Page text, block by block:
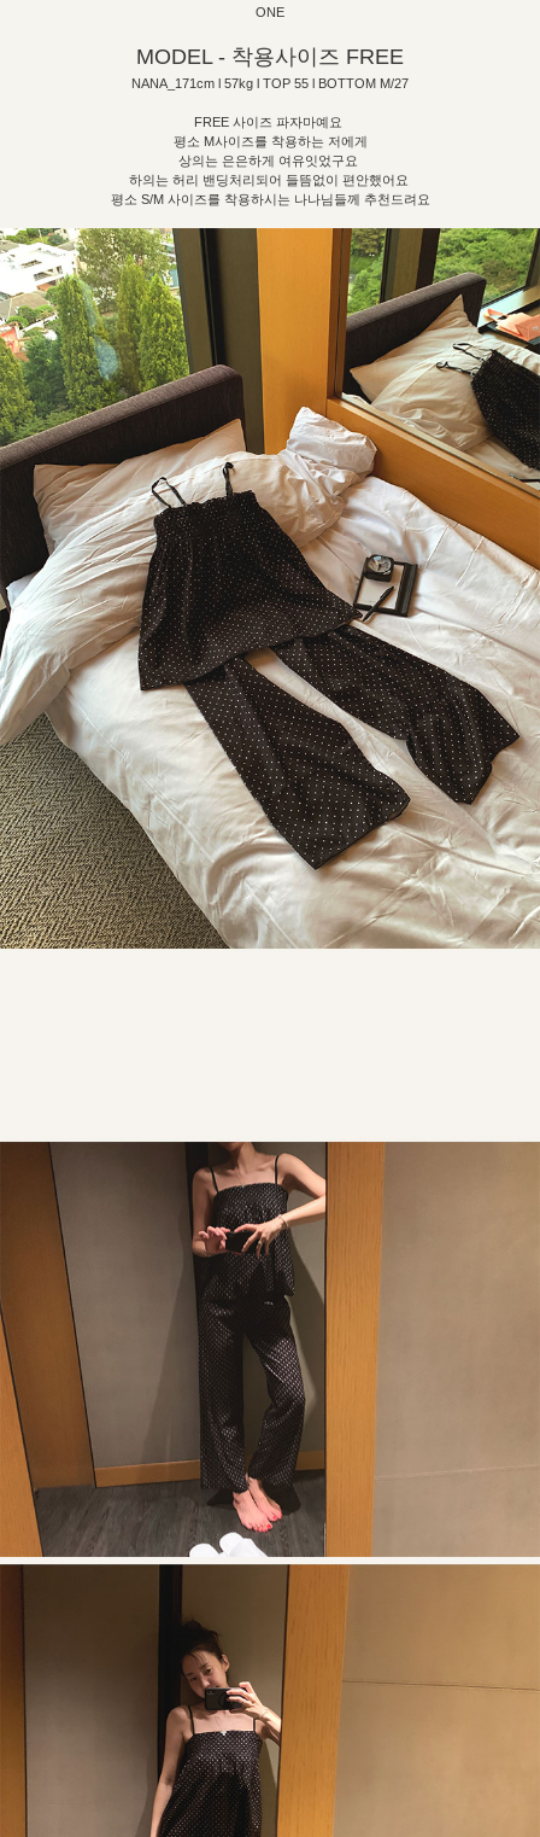
ONE
MODEL - 착용사이즈 FREE
NANA_171cm l 57kg l TOP 55 l BOTTOM M/27
FREE 사이즈 파자마예요
평소 M사이즈를 착용하는 저에게
상의는 은은하게 여유잇었구요
하의는 허리 밴딩처리되어 들뜸없이 편안했어요
평소 S/M 사이즈를 착용하시는 나나님들께 추천드려요